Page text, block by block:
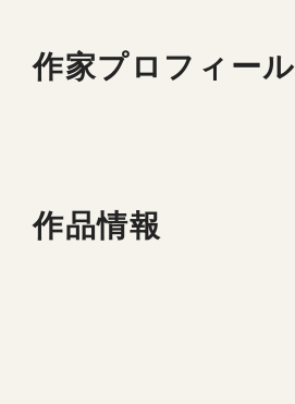
作家プロフィール
作品情報